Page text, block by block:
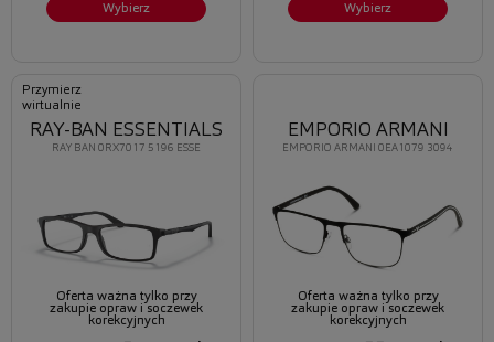
Wybierz Wybierz
Przymierz
wirtualnie
RAY BAN 0RX7017 5196 ESSE
RAY-BAN ESSENTIALS
Oferta ważna tylko przy
zakupie opraw i soczewek
korekcyjnych
EMPORIO ARMANI 0EA1079 3094
EMPORIO ARMANI
Oferta ważna tylko przy
zakupie opraw i soczewek
korekcyjnych